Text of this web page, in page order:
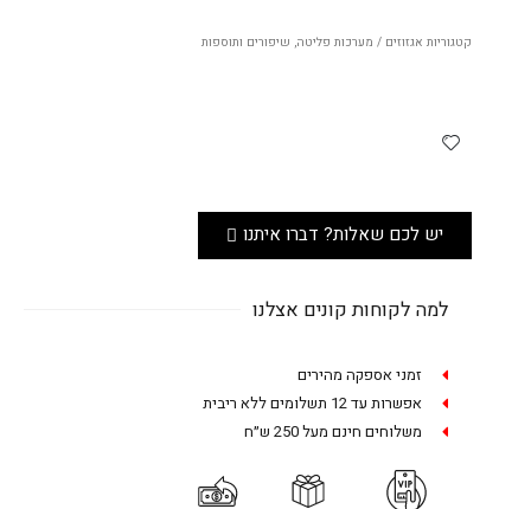
קטגוריות אגזוזים / מערכות פליטה, שיפורים ותוספות
יש לכם שאלות? דברו איתנו
למה לקוחות קונים אצלנו
זמני אספקה מהירים
אפשרות עד 12 תשלומים ללא ריבית
משלוחים חינם מעל 250 ש״ח